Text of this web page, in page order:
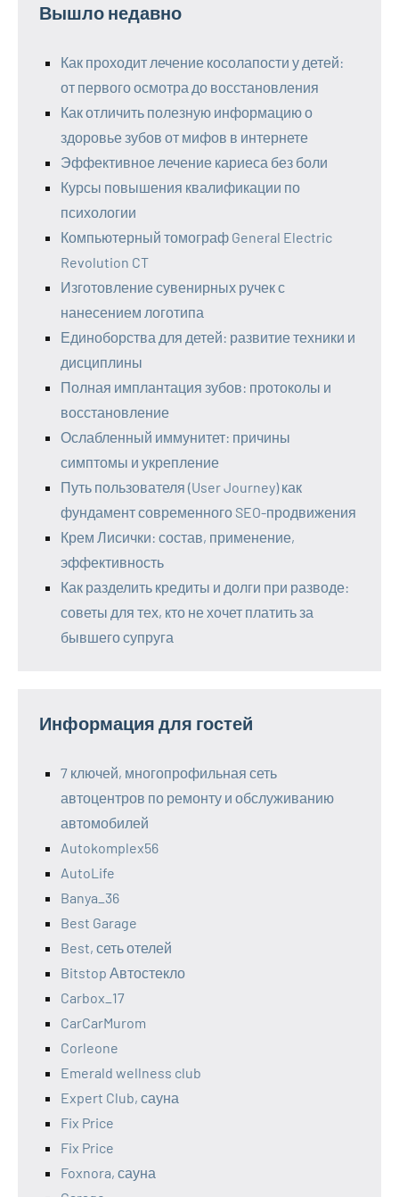
Вышло недавно
Как проходит лечение косолапости у детей:
от первого осмотра до восстановления
Как отличить полезную информацию о
здоровье зубов от мифов в интернете
Эффективное лечение кариеса без боли
Курсы повышения квалификации по
психологии
Компьютерный томограф General Electric
Revolution CT
Изготовление сувенирных ручек с
нанесением логотипа
Единоборства для детей: развитие техники и
дисциплины
Полная имплантация зубов: протоколы и
восстановление
Ослабленный иммунитет: причины
симптомы и укрепление
Путь пользователя (User Journey) как
фундамент современного SEO-продвижения
Крем Лисички: состав, применение,
эффективность
Как разделить кредиты и долги при разводе:
советы для тех, кто не хочет платить за
бывшего супруга
Информация для гостей
7 ключей, многопрофильная сеть
автоцентров по ремонту и обслуживанию
автомобилей
Autokomplex56
AutoLife
Banya_36
Best Garage
Best, сеть отелей
Bitstop Автостекло
Carbox_17
CarCarMurom
Corleone
Emerald wellness club
Expert Club, сауна
Fix Price
Fix Price
Foxnora, сауна